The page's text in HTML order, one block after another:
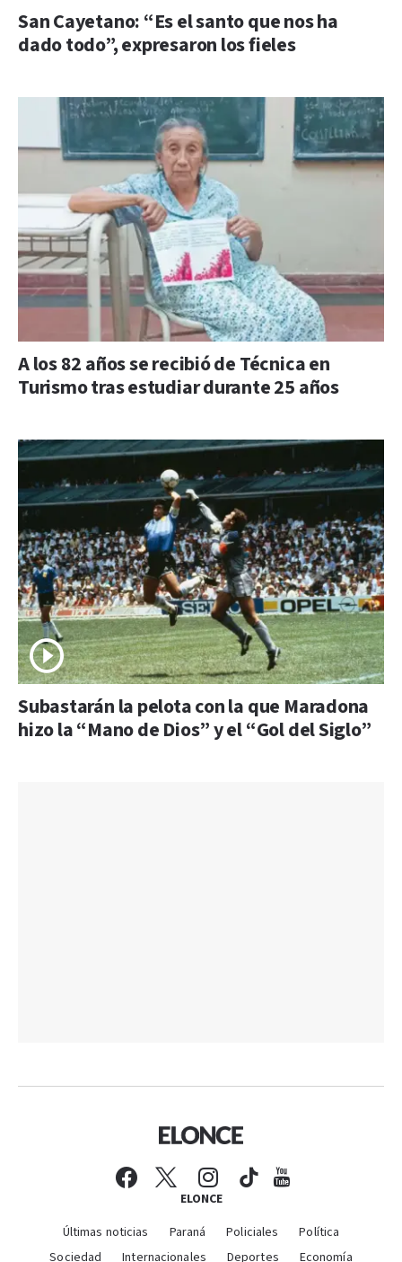
San Cayetano: “Es el santo que nos ha
dado todo”, expresaron los fieles
A los 82 años se recibió de Técnica en
Turismo tras estudiar durante 25 años
Subastarán la pelota con la que Maradona
hizo la “Mano de Dios” y el “Gol del Siglo”
ELONCE
Últimas noticias Paraná Policiales
Política
Sociedad
Internacionales Deportes Economía